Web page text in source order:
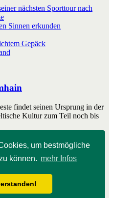
um bestmögliche
können. mehr Infos
nächsten Sporttour nach
Sinnen erkunden
Gepäck
findet seinen Ursprung in der
Kultur zum Teil noch bis
- 2026